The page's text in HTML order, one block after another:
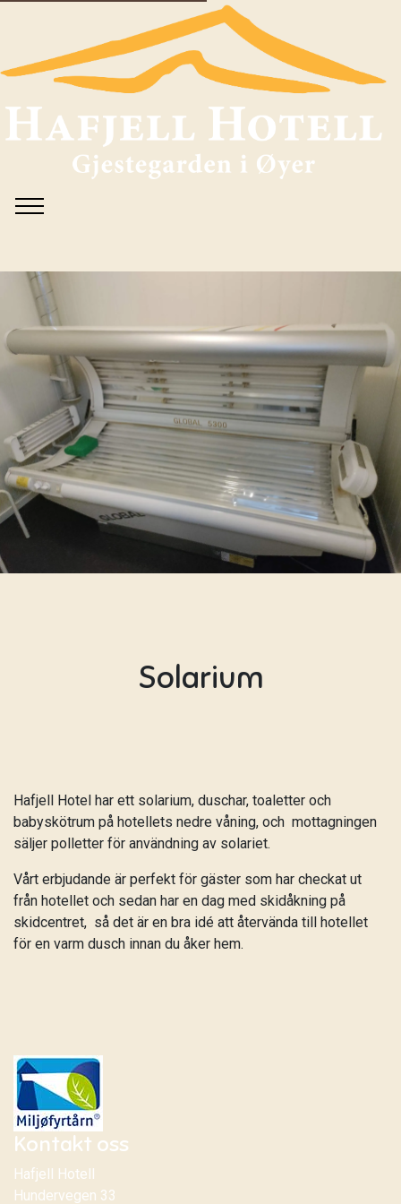
Solarium
Hafjell Hotel har ett solarium, duschar, toaletter och
babyskötrum på hotellets nedre våning, och mottagningen
säljer polletter för användning av solariet.
Vårt erbjudande är perfekt för gäster som har checkat ut
från hotellet och sedan har en dag med skidåkning på
skidcentret, så det är en bra idé att återvända till hotellet
för en varm dusch innan du åker hem.
Kontakt oss
Hafjell Hotell
Hundervegen 33